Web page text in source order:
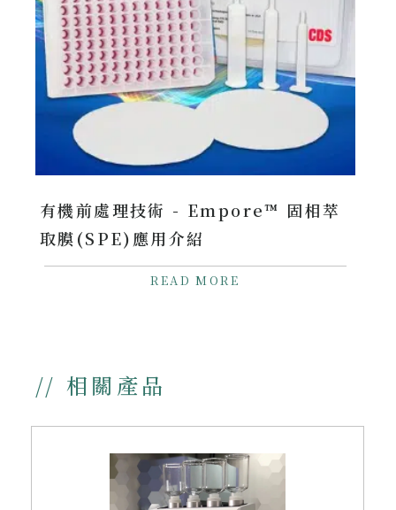
有機前處理技術 - Empore™ 固相萃
取膜(SPE)應用介紹
READ MORE
// 相關產品